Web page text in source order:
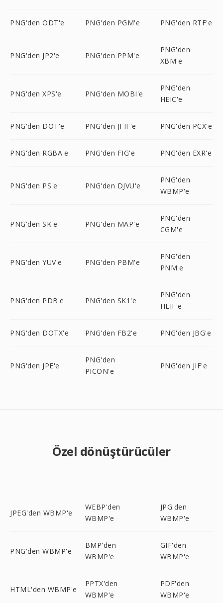
PNG'den ODT'e PNG'den PGM'e PNG'den RTF'e
PNG'den JP2'e PNG'den PPM'e
PNG'den
XBM'e
PNG'den XPS'e PNG'den MOBI'e
PNG'den
HEIC'e
PNG'den DOT'e PNG'den JFIF'e PNG'den PCX'e
PNG'den RGBA'e PNG'den FIG'e PNG'den EXR'e
PNG'den PS'e PNG'den DJVU'e
PNG'den
WBMP'e
PNG'den SK'e PNG'den MAP'e
PNG'den
CGM'e
PNG'den YUV'e PNG'den PBM'e
PNG'den
PNM'e
PNG'den PDB'e PNG'den SK1'e
PNG'den
HEIF'e
PNG'den DOTX'e PNG'den FB2'e PNG'den JBG'e
PNG'den JPE'e
PNG'den
PICON'e
PNG'den JIF'e
Özel dönüştürücüler
JPEG'den WBMP'e
WEBP'den
WBMP'e
JPG'den
WBMP'e
PNG'den WBMP'e
BMP'den
WBMP'e
GIF'den
WBMP'e
HTML'den WBMP'e
PPTX'den
WBMP'e
PDF'den
WBMP'e